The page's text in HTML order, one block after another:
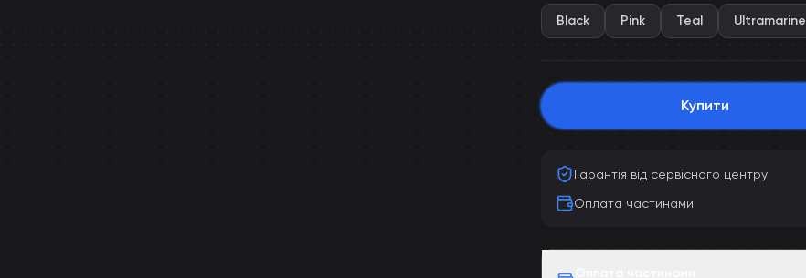
Black Pink Teal Ultramarine
Купити
Гарантія від сервісного центру
Оплата частинами